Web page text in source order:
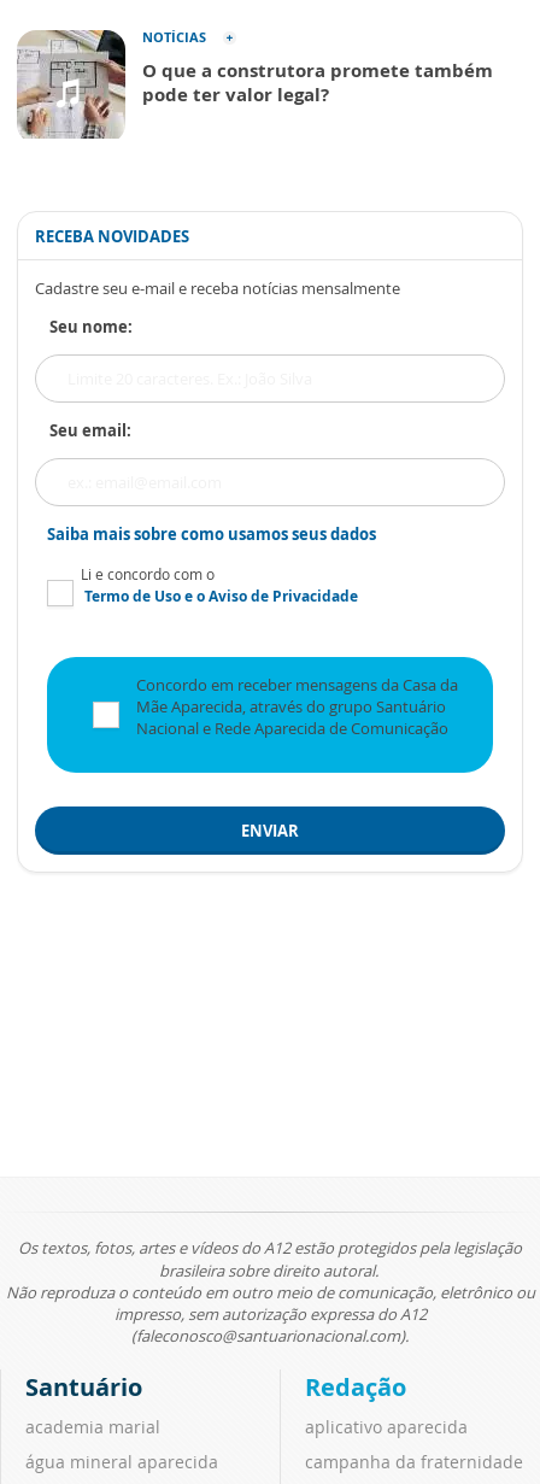
NOTÍCIAS
O que a construtora promete também
pode ter valor legal?
RECEBA NOVIDADES
Cadastre seu e-mail e receba notícias mensalmente
Seu nome:
Seu email:
Saiba mais sobre como usamos seus dados
Li e concordo com o
Termo de Usoe oAviso de Privacidade
Concordo em receber mensagens da Casa da
Mãe Aparecida, através do grupo Santuário
Nacional e Rede Aparecida de Comunicação
ENVIAR
Os textos, fotos, artes e vídeos do A12 estão protegidos pela legislação
brasileira sobre direito autoral.
Não reproduza o conteúdo em outro meio de comunicação, eletrônico ou
impresso, sem autorização expressa do A12
(faleconosco@santuarionacional.com).
Santuário
academia marial
água mineral aparecida
Redação
aplicativo aparecida
campanha da fraternidade